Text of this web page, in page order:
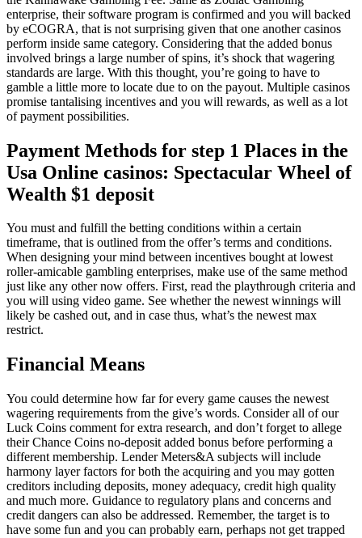
enterprise, their software program is confirmed and you will backed
by eCOGRA, that is not surprising given that one another casinos
perform inside same category. Considering that the added bonus
involved brings a large number of spins, it’s shock that wagering
standards are large. With this thought, you’re going to have to
gamble a little more to locate due to on the payout. Multiple casinos
promise tantalising incentives and you will rewards, as well as a lot
of payment possibilities.
Payment Methods for step 1 Places in the
Usa Online casinos: Spectacular Wheel of
Wealth $1 deposit
You must and fulfill the betting conditions within a certain
timeframe, that is outlined from the offer’s terms and conditions.
When designing your mind between incentives bought at lowest
roller-amicable gambling enterprises, make use of the same method
just like any other now offers. First, read the playthrough criteria and
you will using video game. See whether the newest winnings will
likely be cashed out, and in case thus, what’s the newest max
restrict.
Financial Means
You could determine how far for every game causes the newest
wagering requirements from the give’s words. Consider all of our
Luck Coins comment for extra research, and don’t forget to allege
their Chance Coins no-deposit added bonus before performing a
different membership. Lender Meters&A subjects will include
harmony layer factors for both the acquiring and you may gotten
creditors including deposits, money adequacy, credit high quality
and much more. Guidance to regulatory plans and concerns and
credit dangers can also be addressed. Remember, the target is to
have some fun and you can probably earn, perhaps not get trapped